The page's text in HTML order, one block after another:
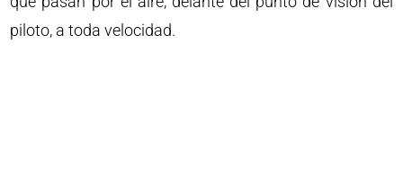
piloto, a toda velocidad.